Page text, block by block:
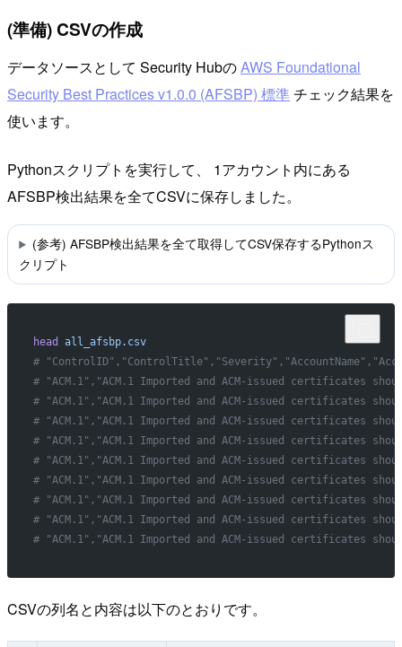
(準備) CSVの作成
データソースとして Security HubのAWS Foundational
Security Best Practices v1.0.0 (AFSBP) 標準 チェック結果を
使います。
Pythonスクリプトを実行して、 1アカウント内にある
AFSBP検出結果を全てCSVに保存しました。
(参考) AFSBP検出結果を全て取得してCSV保存するPythonス
クリプト
head
all_afsbp.csv
#
# "ACM.1","ACM.1 Imported and ACM-issued certificates
# "ACM.1","ACM.1 Imported and ACM-issued certificates
# "ACM.1","ACM.1 Imported and ACM-issued certificates
# "ACM.1","ACM.1 Imported and ACM-issued certificates
# "ACM.1","ACM.1 Imported and ACM-issued certificates
# "ACM.1","ACM.1 Imported and ACM-issued certificates
# "ACM.1","ACM.1 Imported and ACM-issued certificates
# "ACM.1","ACM.1 Imported and ACM-issued certificates
# "ACM.1","ACM.1 Imported and ACM-issued certificates
CSVの列名と内容は以下のとおりです。